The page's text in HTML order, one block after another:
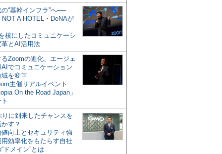
“基幹インフラ”へ──
NOT A HOTEL・DeNAが
核にしたコミュニケーシ
革とAI活用法
Zoomの進化、エージェ
でコミュニケーション
域を変革
主催リアルイベント
On the Road Japan」
りに到来したチャンスを
す？
値向上とセキュリティ強
効率化をもたらす自社
ドメイン”とは